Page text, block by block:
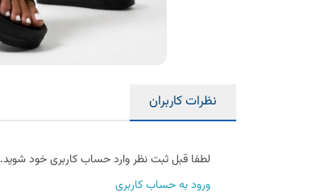
نظرات کاربران
لطفا قبل ثبت نظر وارد حساب کاربری خود شوید.
ورود به حساب کاربری